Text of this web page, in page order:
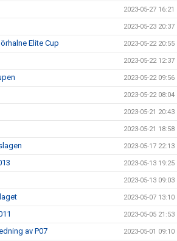
2023-05-27 16:21
2023-05-23 20:37
Elite Cup 2023-05-22 20:55
2023-05-22 12:37
2023-05-22 09:56
2023-05-22 08:04
2023-05-21 20:43
2023-05-21 18:58
2023-05-17 22:13
2023-05-13 19:25
2023-05-13 09:03
2023-05-07 13:10
2023-05-05 21:53
av P07 2023-05-01 09:10